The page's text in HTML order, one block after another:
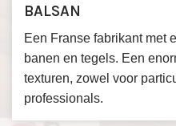
BALSAN
Een Franse fabrikant met
banen en tegels. Een
texturen, zowel voor
professionals.